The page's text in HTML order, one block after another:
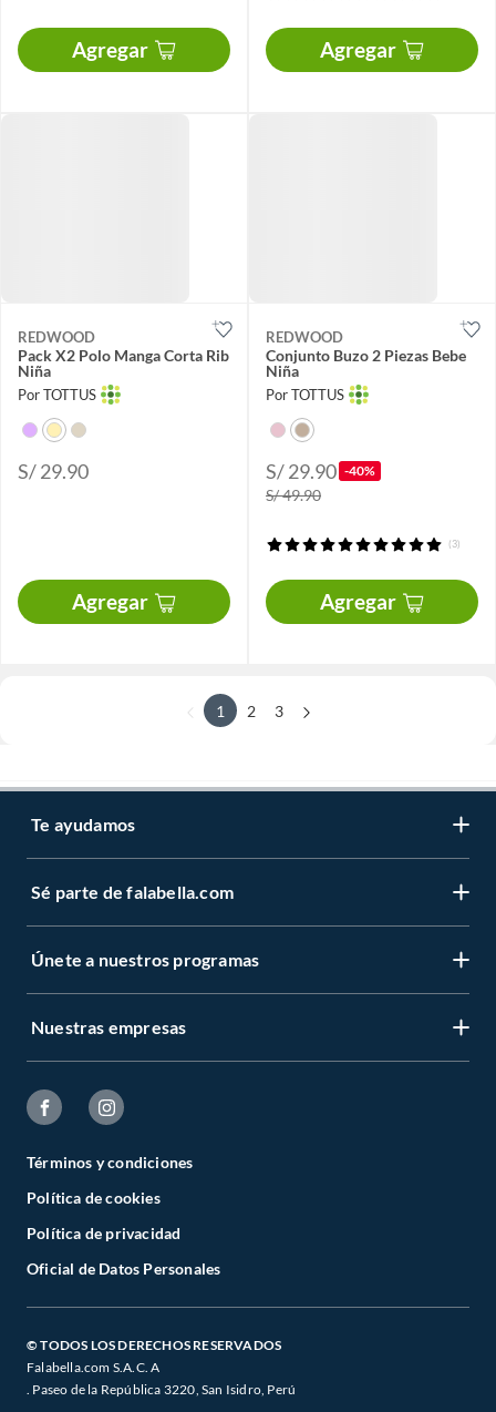
Agregar Agregar
REDWOOD
Pack X2 Polo Manga Corta Rib
Niña
Por TOTTUS
S/ 29.90
Agregar
REDWOOD
Conjunto Buzo 2 Piezas Bebe
Niña
Por TOTTUS
S/ 29.90 -40%
S/ 49.90
(3)
Agregar
1 2 3
Te ayudamos
Sé parte de falabella.com
Únete a nuestros programas
Nuestras empresas
Términos y condiciones
Política de cookies
Política de privacidad
Oficial de Datos Personales
© TODOS LOS DERECHOS RESERVADOS
Falabella.com S.A.C. A
. Paseo de la República 3220, San Isidro, Perú